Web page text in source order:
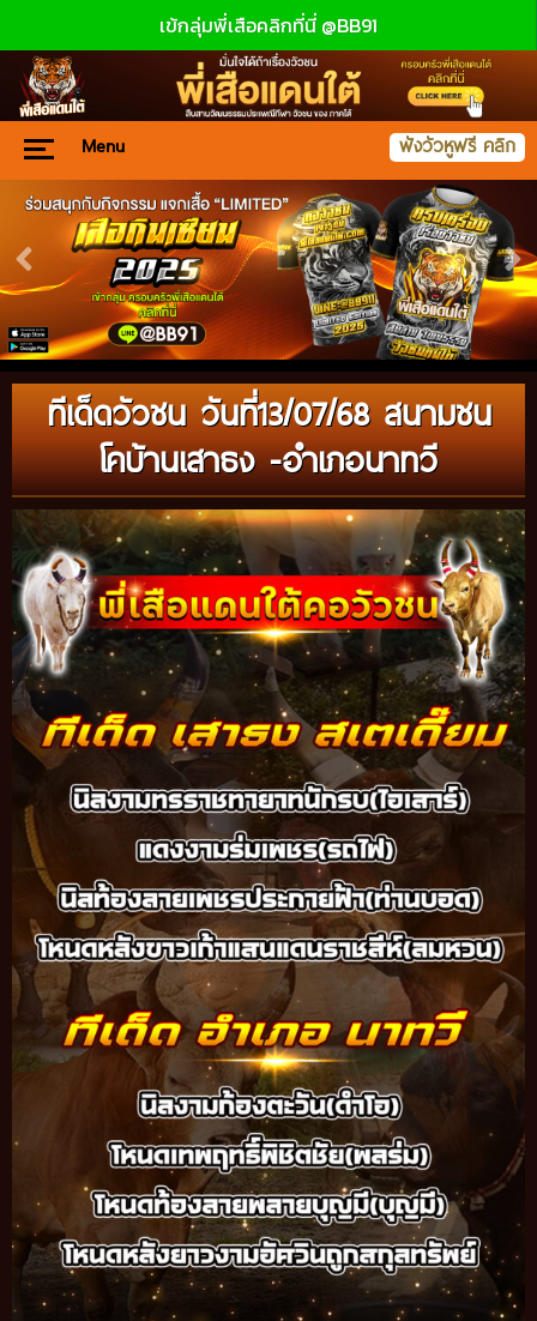
เข้กลุ่มพี่เสือคลิกที่นี่ @BB91
Menu ฟังวัวหูฟรี คลิก
ทีเด็ดวัวชน วันที่13/07/68 สนามชน
โคบ้านเสาธง -อำเภอนาทวี